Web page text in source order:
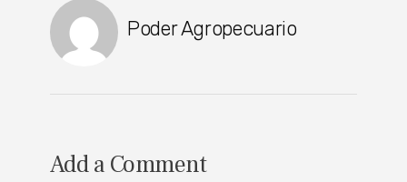
Poder Agropecuario
Add a Comment